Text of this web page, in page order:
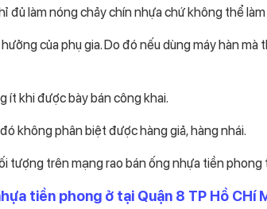
đủ làm nóng chảy chín nhựa chứ không thể
của phụ gia. Do đó nếu dùng máy hàn
ít khi được bày bán công khai.
không phân biệt được hàng giả, hàng nhái.
tượng trên mạng rao bán ống nhựa tiền phong
tiền phong ở tại Quận 8 TP Hồ CHí